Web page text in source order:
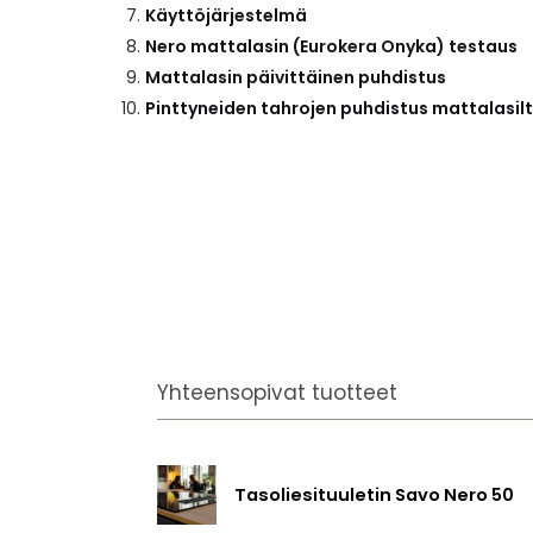
Käyttöjärjestelmä
Nero mattalasin (Eurokera Onyka) testaus
Mattalasin päivittäinen puhdistus
Pinttyneiden tahrojen puhdistus
Yhteensopivat tuotteet
Tasoliesituuletin Savo Nero 50